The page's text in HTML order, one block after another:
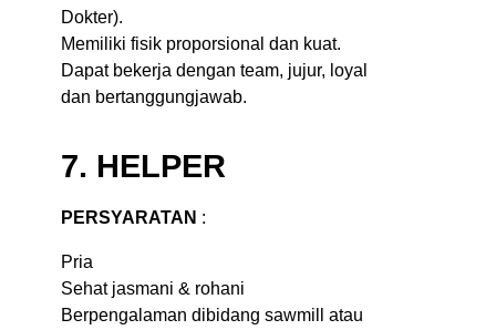
Dokter).
Memiliki fisik proporsional dan kuat.
Dapat bekerja dengan team, jujur, loyal
dan bertanggungjawab.
7. HELPER
PERSYARATAN :
Pria
Sehat jasmani & rohani
Berpengalaman dibidang sawmill atau